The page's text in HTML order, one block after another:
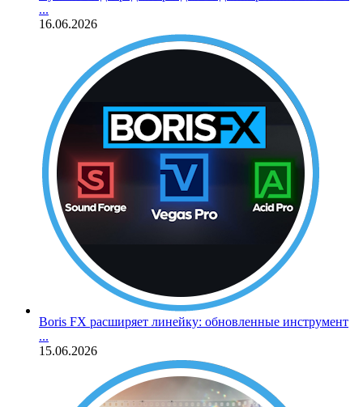
...
16.06.2026
Boris FX расширяет линейку: обновленные инструмент
...
15.06.2026